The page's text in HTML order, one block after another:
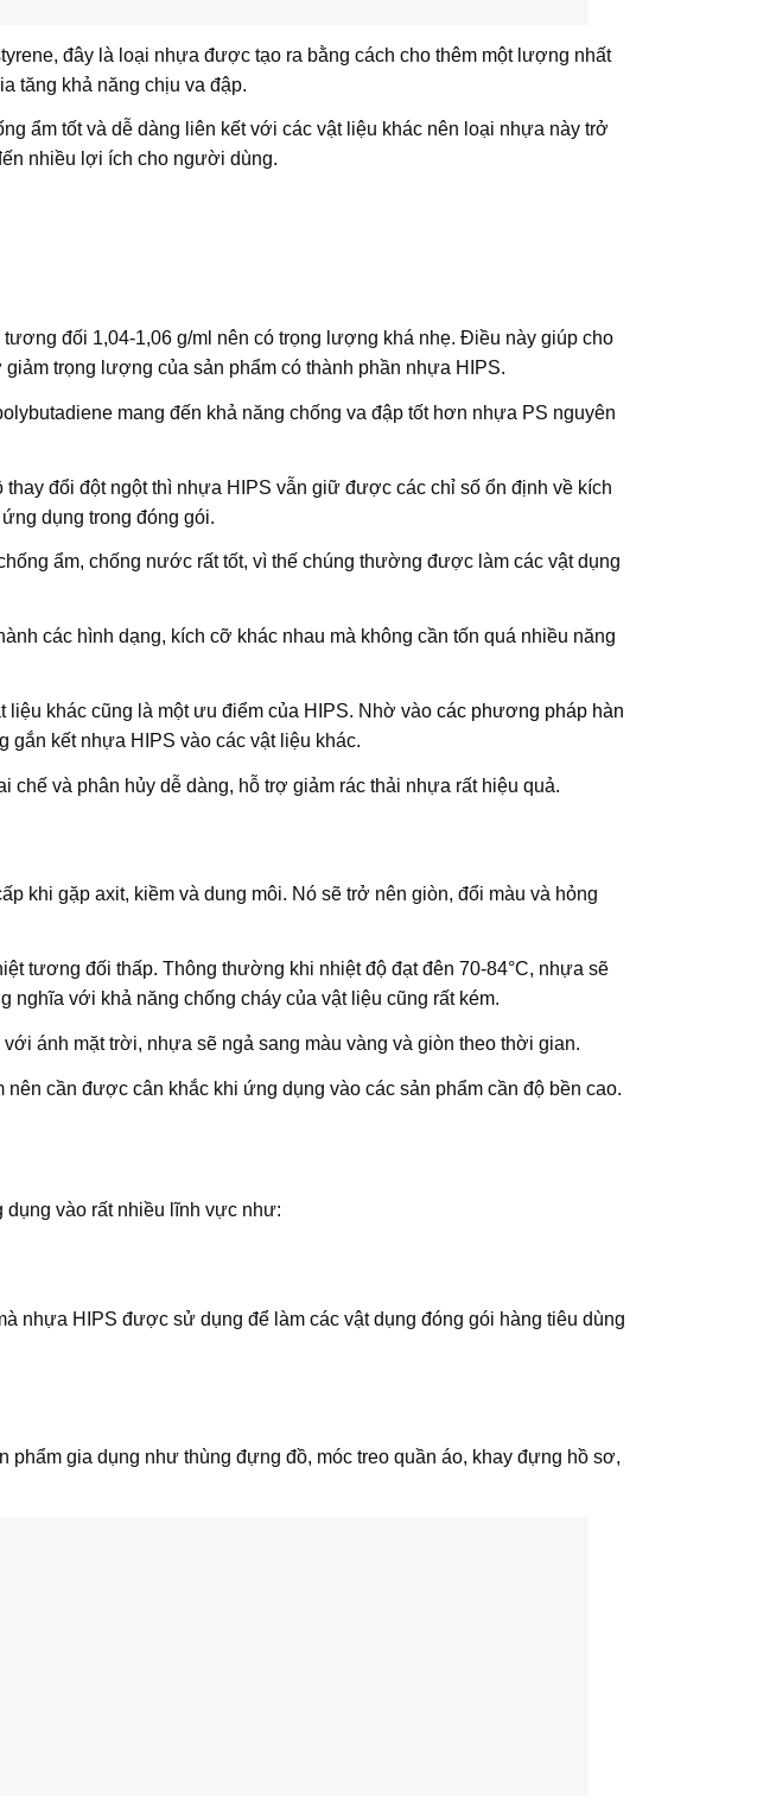
đây là loại nhựa được tạo ra bằng cách cho thêm một lượng nhất
tăng khả năng chịu va đập.
ẩm tốt và dễ dàng liên kết với các vật liệu khác nên loại nhựa này trở
nhiều lợi ích cho người dùng.
tương đối 1,04-1,06 g/ml nên có trọng lượng khá nhẹ. Điều này giúp cho
trọng lượng của sản phẩm có thành phần nhựa HIPS.
mang đến khả năng chống va đập tốt hơn nhựa PS nguyên
thay đổi đột ngột thì nhựa HIPS vẫn giữ được các chỉ số ổn định về kích
dụng trong đóng gói.
ẩm, chống nước rất tốt, vì thế chúng thường được làm các vật dụng
các hình dạng, kích cỡ khác nhau mà không cần tốn quá nhiều năng
liệu khác cũng là một ưu điểm của HIPS. Nhờ vào các phương pháp hàn
gắn kết nhựa HIPS vào các vật liệu khác.
chế và phân hủy dễ dàng, hỗ trợ giảm rác thải nhựa rất hiệu quả.
khi gặp axit, kiềm và dung môi. Nó sẽ trở nên giòn, đổi màu và hỏng
tương đối thấp. Thông thường khi nhiệt độ đạt đên 70-84°C, nhựa sẽ
nghĩa với khả năng chống cháy của vật liệu cũng rất kém.
với ánh mặt trời, nhựa sẽ ngả sang màu vàng và giòn theo thời gian.
nên cần được cân khắc khi ứng dụng vào các sản phẩm cần độ bền cao.
vào rất nhiều lĩnh vực như:
nhựa HIPS được sử dụng để làm các vật dụng đóng gói hàng tiêu dùng
phẩm gia dụng như thùng đựng đồ, móc treo quần áo, khay đựng hồ sơ,